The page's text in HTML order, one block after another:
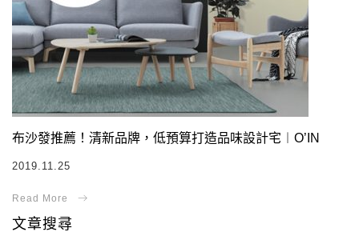
布沙發推薦！清新品牌，低預算打造品味設計宅︱O’IN
2019.11.25
文章搜尋